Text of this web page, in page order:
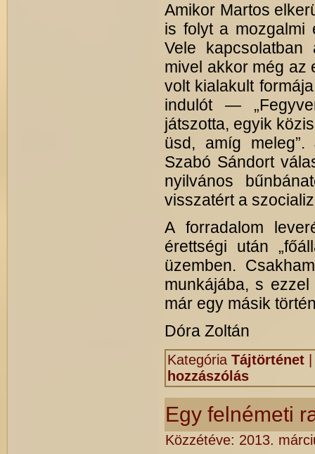
Amikor Martos
is folyt a mozgalmi
Vele
mivel akkor még az
volt kialakult
indulót ―
játszotta, egyik
üsd, amíg
Szabó Sándort
nyilvános
visszatért a
A forradalom
érettségi után
üzemben.
munkájába, s
már egy másik
Dóra Zoltán
Kategória Tájtörténet
hozzászólás
Egy felnémeti
Közzétéve: 2013.